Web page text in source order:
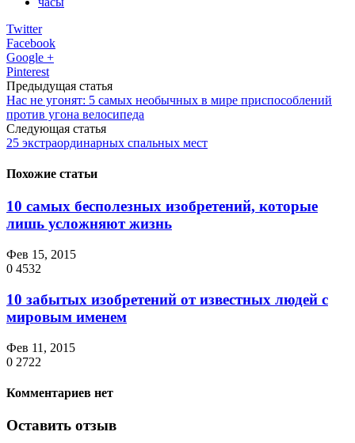
Twitter
Facebook
Google +
Pinterest
Предыдущая статья
Нас не угонят: 5 самых необычных в мире приспособлений
против угона велосипеда
Следующая статья
25 экстраординарных спальных мест
Похожие статьи
10 самых бесполезных изобретений, которые
лишь усложняют жизнь
Фев 15, 2015
0 4532
10 забытых изобретений от известных людей с
мировым именем
Фев 11, 2015
0 2722
Комментариев нет
Оставить отзыв